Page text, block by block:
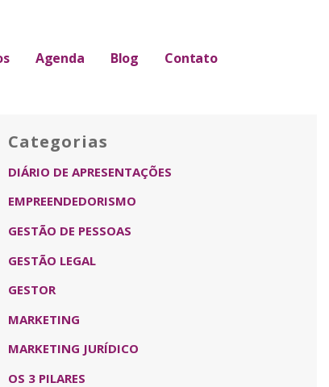
Agenda Blog Contato
Categorias
DIÁRIO DE APRESENTAÇÕES
EMPREENDEDORISMO
GESTÃO DE PESSOAS
GESTÃO LEGAL
GESTOR
MARKETING
MARKETING JURÍDICO
OS 3 PILARES